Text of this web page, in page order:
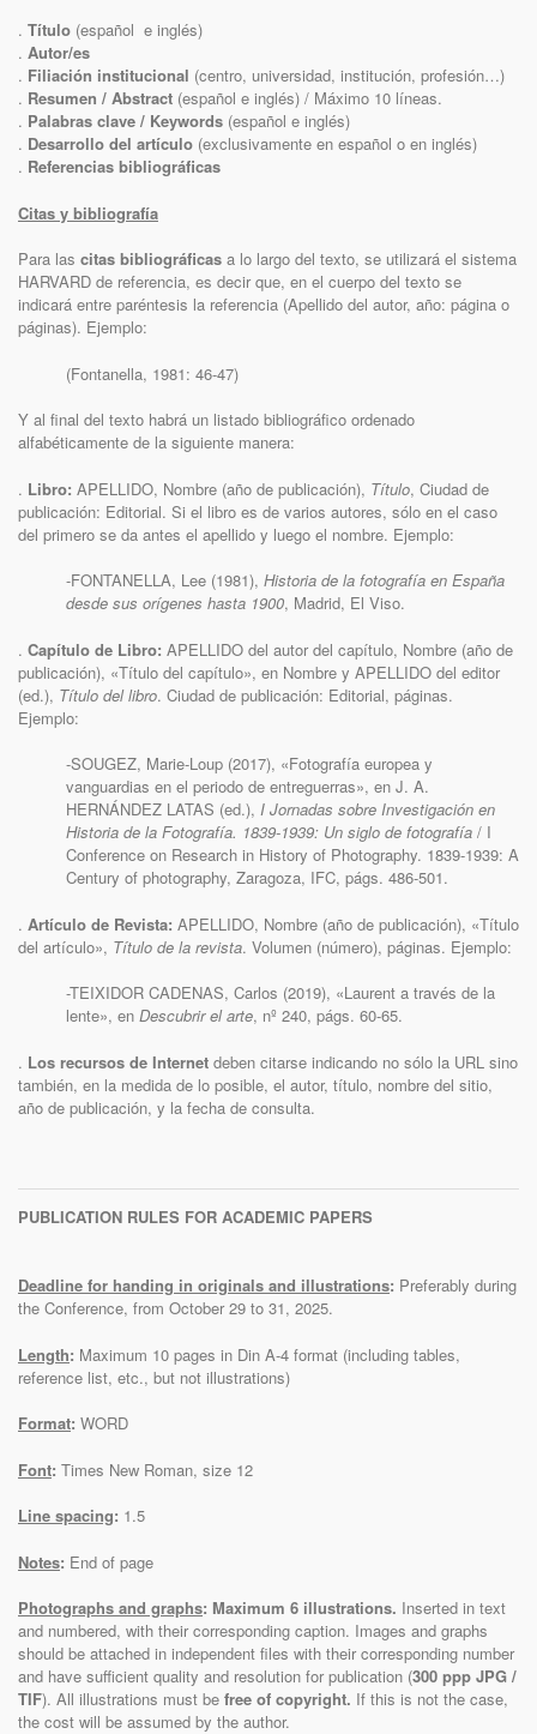
. Título (español e inglés)
. Autor/es
. Filiación institucional (centro, universidad, institución, profesión…)
. Resumen / Abstract (español e inglés) / Máximo 10 líneas.
. Palabras clave / Keywords (español e inglés)
. Desarrollo del artículo (exclusivamente en español o en inglés)
. Referencias bibliográficas
Citas y bibliografía
Para las citas bibliográficas a lo largo del texto, se utilizará el sistema
HARVARD de referencia, es decir que, en el cuerpo del texto se
indicará entre paréntesis la referencia (Apellido del autor, año: página o
páginas). Ejemplo:
(Fontanella, 1981: 46-47)
Y al final del texto habrá un listado bibliográfico ordenado
alfabéticamente de la siguiente manera:
. Libro: APELLIDO, Nombre (año de publicación), Título, Ciudad de
publicación: Editorial. Si el libro es de varios autores, sólo en el caso
del primero se da antes el apellido y luego el nombre. Ejemplo:
-FONTANELLA, Lee (1981), Historia de la fotografía en España
desde sus orígenes hasta 1900, Madrid, El Viso.
. Capítulo de Libro: APELLIDO del autor del capítulo, Nombre (año de
publicación), «Título del capítulo», en Nombre y APELLIDO del editor
(ed.), Título del libro. Ciudad de publicación: Editorial, páginas.
Ejemplo:
-SOUGEZ, Marie-Loup (2017), «Fotografía europea y
vanguardias en el periodo de entreguerras», en J. A.
HERNÁNDEZ LATAS (ed.), I Jornadas sobre Investigación en
Historia de la Fotografía. 1839-1939: Un siglo de fotografía / I
Conference on Research in History of Photography. 1839-1939: A
Century of photography, Zaragoza, IFC, págs. 486-501.
. Artículo de Revista: APELLIDO, Nombre (año de publicación), «Título
del artículo», Título de la revista. Volumen (número), páginas. Ejemplo:
-TEIXIDOR CADENAS, Carlos (2019), «Laurent a través de la
lente», en Descubrir el arte, nº 240, págs. 60-65.
. Los recursos de Internet deben citarse indicando no sólo la URL sino
también, en la medida de lo posible, el autor, título, nombre del sitio,
año de publicación, y la fecha de consulta.
PUBLICATION RULES FOR ACADEMIC PAPERS
Deadline for handing in originals and illustrations: Preferably during
the Conference, from October 29 to 31, 2025.
Length: Maximum 10 pages in Din A-4 format (including tables,
reference list, etc., but not illustrations)
Format: WORD
Font: Times New Roman, size 12
Line spacing: 1.5
Notes: End of page
Photographs and graphs: Maximum 6 illustrations. Inserted in text
and numbered, with their corresponding caption. Images and graphs
should be attached in independent files with their corresponding number
and have sufficient quality and resolution for publication (300 ppp JPG /
TIF). All illustrations must be free of copyright. If this is not the case,
the cost will be assumed by the author.